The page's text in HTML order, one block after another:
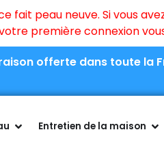
fait peau neuve. Si vous
première connexion
offerte dans toute la
Entretien de la maison